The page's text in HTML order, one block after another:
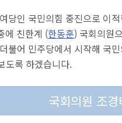
당인 국민의힘 중진으로 이
에 친한계 (한동훈) 국회의원
불어 민주당에서 시작해 국
도록 하겠습니다.
국회의원 조